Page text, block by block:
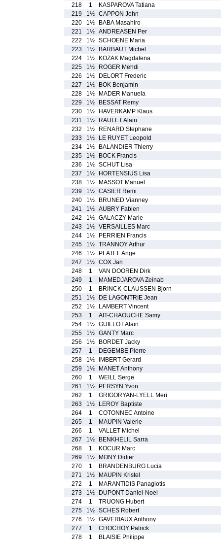
218
1
KASPAROVA Tatiana
219
1½
CAPPON John
220
1½
BABA Masahiro
221
1½
ANDREASEN Per
222
1½
SCHOENE Maria
223
1½
BARBAUT Michel
224
1½
KOZAK Magdalena
225
1½
ROGER Mehdi
226
1½
DELORT Frederic
227
1½
BOK Benjamin
228
1½
MADER Manuela
229
1½
BESSAT Remy
230
1½
HAVERKAMP Klaus
231
1½
RAULET Alain
232
1½
RENARD Stephane
233
1½
LE RUYET Leopold
234
1½
BALANDIER Thierry
235
1½
BOCK Francis
236
1½
SCHUT Lisa
237
1½
HORTENSIUS Lisa
238
1½
MASSOT Manuel
239
1½
CASIER Remi
240
1½
BRUNED Vianney
241
1½
AUBRY Fabien
242
1½
GALACZY Marie
243
1½
VERSAILLES Marc
244
1½
PERRIEN Francis
245
1½
TRANNOY Arthur
246
1½
PLATEL Ange
247
1½
COX Jan
248
1
VAN DOOREN Dirk
249
1
MAMEDJAROVA Zeinab
250
1
BRINCK-CLAUSSEN Bjorn
251
1½
DE LAGONTRIE Jean
252
1½
LAMBERT Vincent
253
1
AIT-CHAOUCHE Samy
254
1½
GUILLOT Alain
255
1½
GANTY Marc
256
1½
BORDET Jacky
257
1
DEGEMBE Pierre
258
1½
IMBERT Gerard
259
1½
MANET Anthony
260
1
WEILL Serge
261
1½
PERSYN Yvon
262
1
GRIGORYAN-LYELL Meri
263
1½
LEROY Baptiste
264
1
COTONNEC Antoine
265
1
MAUPIN Valerie
266
1
VALLET Michel
267
1½
BENKHELIL Sarra
268
1
KOCUR Marc
269
1½
MONY Didier
270
1
BRANDENBURG Lucia
271
1½
MAUPIN Kristel
272
1
MARANTIDIS Panagiotis
273
1½
DUPONT Daniel-Noel
274
1
TRUONG Hubert
275
1½
SCHES Robert
276
1½
GAVERIAUX Anthony
277
1
CHOCHOY Patrick
278
1
BLAISIE Philippe